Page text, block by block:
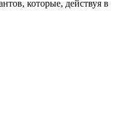
которые, действуя в